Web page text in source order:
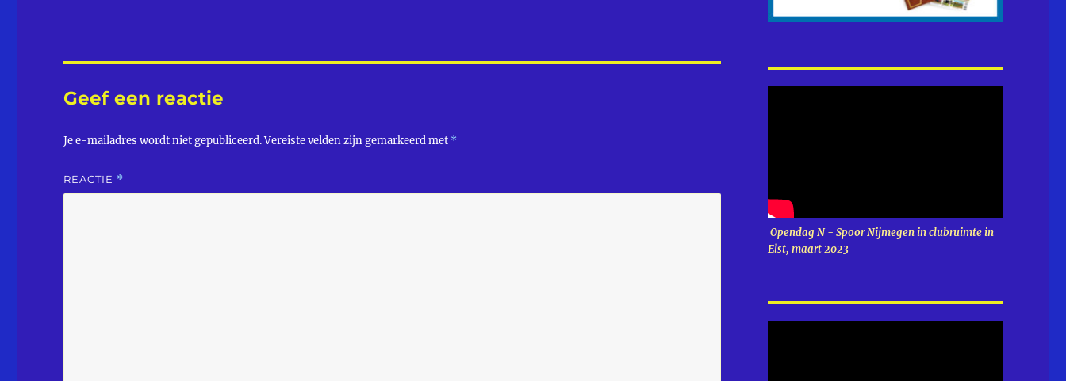
Geef een reactie
Je e-mailadres wordt niet gepubliceerd.Vereiste velden zijn gemarkeerd met *
REACTIE *
Opendag N - Spoor Nijmegen in clubruimte in
Elst, maart 2023